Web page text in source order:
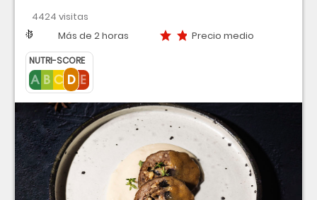
4424 visitas
Dificultad
Tiempo Más de 2 horas
Precio medio Precio medio
NUTRI-SCORE